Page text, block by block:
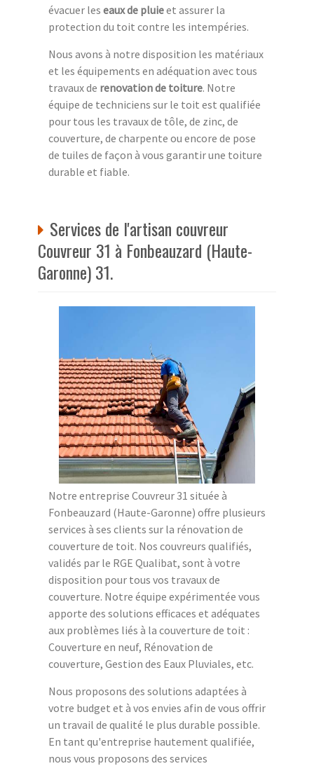
évacuer les eaux de pluieet assurer la
protection du toit contre les intempéries.
Nous avons à notre disposition les matériaux
et les équipements en adéquation avec tous
travaux de renovation de toiture. Notre
équipe de techniciens sur le toit est qualifiée
pour tous les travaux de tôle, de zinc, de
couverture, de charpente ou encore de pose
de tuiles de façon à vous garantir une toiture
durable et fiable.
Services de l'artisan couvreur
Couvreur 31 à Fonbeauzard (Haute-
Garonne) 31.
Notre entreprise Couvreur 31 située à
Fonbeauzard (Haute-Garonne) offre plusieurs
services à ses clients sur la rénovation de
couverture de toit. Nos couvreurs qualifiés,
validés par le RGE Qualibat, sont à votre
disposition pour tous vos travaux de
couverture. Notre équipe expérimentée vous
apporte des solutions efficaces et adéquates
aux problèmes liés à la couverture de toit :
Couverture en neuf, Rénovation de
couverture, Gestion des Eaux Pluviales, etc.
Nous proposons des solutions adaptées à
votre budget et à vos envies afin de vous offrir
un travail de qualité le plus durable possible.
En tant qu'entreprise hautement qualifiée,
nous vous proposons des services